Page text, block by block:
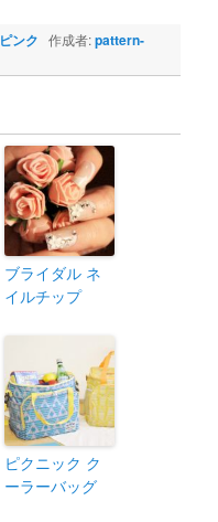
ピンク 作成者:pattern-
ブライダル ネ
イルチップ
ピクニック ク
ーラーバッグ